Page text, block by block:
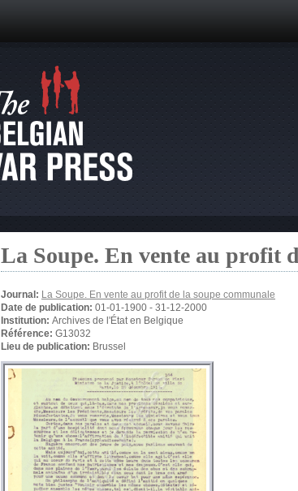
La Soupe. En vente au profit
Journal: La Soupe. En vente au profit de la soupe communale
Date de publication: 01-01-1900 - 31-12-2000
Institution: Archives de l'État en Belgique
Référence: G13032
Lieu de publication: Brussel